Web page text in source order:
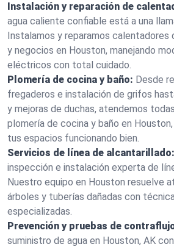
Instalación y reparación de
agua caliente confiable está a una
Instalamos y reparamos calentadores
y negocios en Houston, manejando
eléctricos con total cuidado.
Plomería de cocina y baño: Desde
fregaderos e instalación de grifos
y mejoras de duchas, atendemos
plomería de cocina y baño en
tus espacios funcionando bien.
Servicios de línea de alcantarillado:
inspección e instalación experta de
Nuestro equipo en Houston resuelve
árboles y tuberías dañadas con
especializadas.
Prevención y pruebas de
suministro de agua en Houston, AK